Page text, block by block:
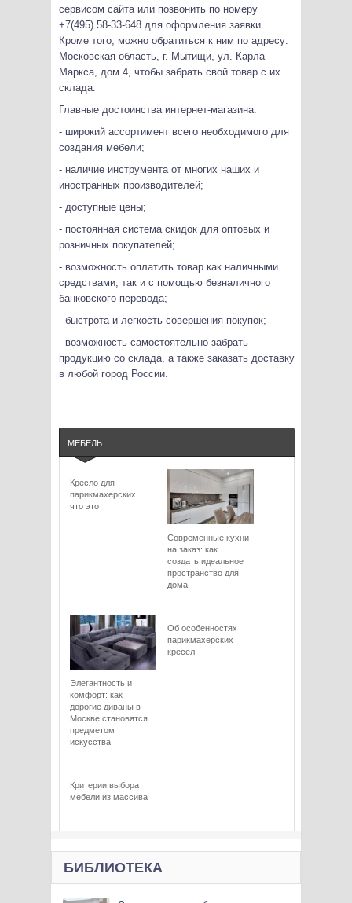
сервисом сайта или позвонить по номеру
+7(495) 58-33-648 для оформления заявки.
Кроме того, можно обратиться к ним по адресу:
Московская область, г. Мытищи, ул. Карла
Маркса, дом 4, чтобы забрать свой товар с их
склада.
Главные достоинства интернет-магазина:
- широкий ассортимент всего необходимого для
создания мебели;
- наличие инструмента от многих наших и
иностранных производителей;
- доступные цены;
- постоянная система скидок для оптовых и
розничных покупателей;
- возможность оплатить товар как наличными
средствами, так и с помощью безналичного
банковского перевода;
- быстрота и легкость совершения покупок;
- возможность самостоятельно забрать
продукцию со склада, а также заказать доставку
в любой город России.
МЕБЕЛЬ
Кресло для
парикмахерских:
что это
Современные кухни
на заказ: как
создать идеальное
пространство для
дома
Элегантность и
комфорт: как
дорогие диваны в
Москве становятся
предметом
искусства
Об особенностях
парикмахерских
кресел
Критерии выбора
мебели из массива
БИБЛИОТЕКА